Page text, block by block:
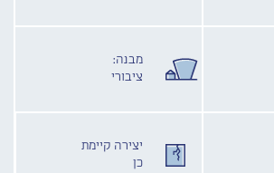
מבנה:
ציבורי
יצירה קיימת
כן